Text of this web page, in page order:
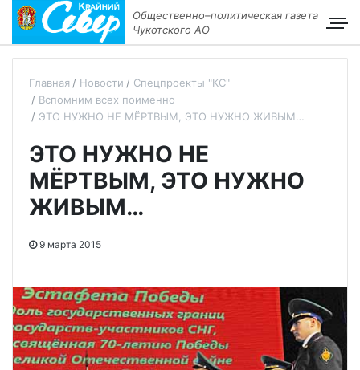
Общественно–политическая газета
Чукотского АО
Главная Новости
Спецпроекты "КС"
Вспомним всех поименно
ЭТО НУЖНО НЕ МЁРТВЫМ, ЭТО НУЖНО ЖИВЫМ…
ЭТО НУЖНО НЕ
МЁРТВЫМ, ЭТО НУЖНО
ЖИВЫМ…
9 марта 2015